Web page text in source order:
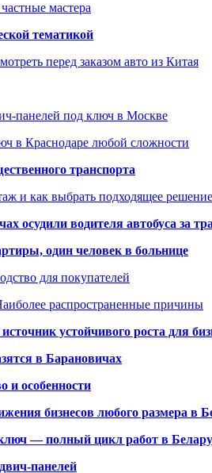
мастера
тематикой
перед заказом авто из Китая
панелей под ключ в Москве
в Краснодаре любой сложности
транспорта
и как выбрать подходящее решение
осудили водителя автобуса за
один человек в больнице
для покупателей
распространенные причины
устойчивого роста для
в Барановичах
и особенности
бизнесов любого размера в
— полный цикл работ в
панелей